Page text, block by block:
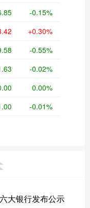
-0.15%
+0.30%
-0.55%
-0.02%
0.00%
-0.01%
大银行发布公示